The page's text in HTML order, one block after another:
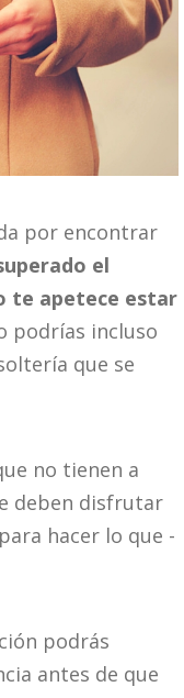
por encontrar
el
te apetece estar
podrías incluso
que se
no tienen a
deben disfrutar
hacer lo que -
podrás
antes de que